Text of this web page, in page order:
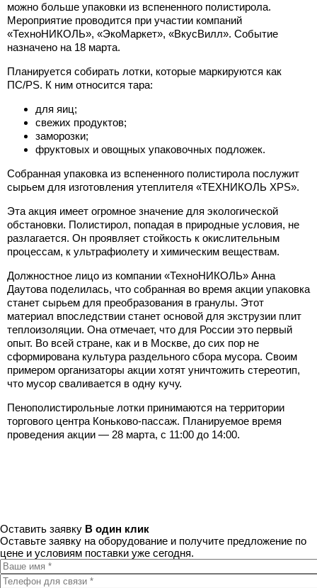
можно больше упаковки из вспененного полистирола.
Мероприятие проводится при участии компаний
«ТехноНИКОЛЬ», «ЭкоМаркет», «ВкусВилл». Событие
назначено на 18 марта.
Планируется собирать лотки, которые маркируются как
ПС/PS. К ним относится тара:
для яиц;
свежих продуктов;
заморозки;
фруктовых и овощных упаковочных подложек.
Собранная упаковка из вспененного полистирола послужит
сырьем для изготовления утеплителя «ТЕХНИКОЛЬ XPS».
Эта акция имеет огромное значение для экологической
обстановки. Полистирол, попадая в природные условия, не
разлагается. Он проявляет стойкость к окислительным
процессам, к ультрафиолету и химическим веществам.
Должностное лицо из компании «ТехноНИКОЛЬ» Анна
Даутова поделилась, что собранная во время акции упаковка
станет сырьем для преобразования в гранулы. Этот
материал впоследствии станет основой для экструзии плит
теплоизоляции. Она отмечает, что для России это первый
опыт. Во всей стране, как и в Москве, до сих пор не
сформирована культура раздельного сбора мусора. Своим
примером организаторы акции хотят уничтожить стереотип,
что мусор сваливается в одну кучу.
Пенополистирольные лотки принимаются на территории
торгового центра Коньково-пассаж. Планируемое время
проведения акции — 28 марта, с 11:00 до 14:00.
Оставить заявку В один клик
Оставьте заявку на оборудование и получите предложение по
цене и условиям поставки уже сегодня.
Ваше имя*
Телефон для связи